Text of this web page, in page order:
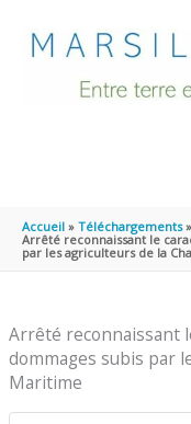
Accueil
Téléchargements
Arrêté reconnaissant le
par les agriculteurs de la
Arrêté reconnaissant
dommages subis par
Maritime